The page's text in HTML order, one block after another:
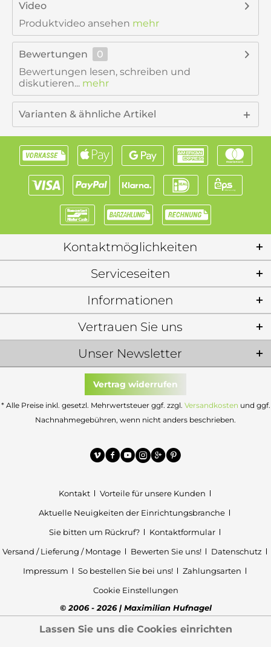
Video
Produktvideo ansehen mehr
Bewertungen
0
Bewertungen lesen, schreiben und
diskutieren... mehr
Varianten & ähnliche Artikel
Kontaktmöglichkeiten
Serviceseiten
Informationen
Unser Newsletter
Vertrauen Sie uns
Vertrag widerrufen
* Alle Preise inkl. gesetzl. Mehrwertsteuer ggf. zzgl. Versandkosten und ggf.
Nachnahmegebühren, wenn nicht anders beschrieben.
Kontakt
Vorteile für unsere Kunden
Aktuelle Neuigkeiten der Einrichtungsbranche
Sie bitten um Rückruf?
Kontaktformular
Versand / Lieferung / Montage
Bewerten Sie uns!
Datenschutz
Impressum
So bestellen Sie bei uns!
Zahlungsarten
Cookie Einstellungen
© 2006 - 2026 | Maximilian Hufnagel
Lassen Sie uns die Cookies einrichten